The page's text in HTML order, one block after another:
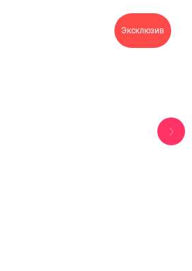
Эксклюзив